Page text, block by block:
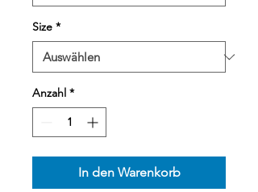
Size *
Anzahl *
In den Warenkorb